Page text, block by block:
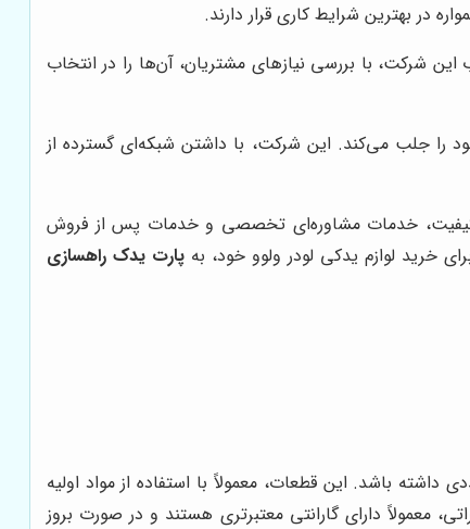
در بهترین شرایط کاری قرار دارند.
شرکت، با بررسی نیازهای مشتریان، آن‌ها را در انتخاب
را جلب می‌کند. این شرکت، با داشتن شبکه‌ای گسترده از
خدمات مشاوره‌ای تخصصی و خدمات پس از فروش
خرید لوازم یدکی لودر ولوو خود، بهپارت یدک راهسازی
باشد. این قطعات، معمولاً با استفاده از مواد اولیه
معمولاً دارای گارانتی معتبرتری هستند و در صورت بروز